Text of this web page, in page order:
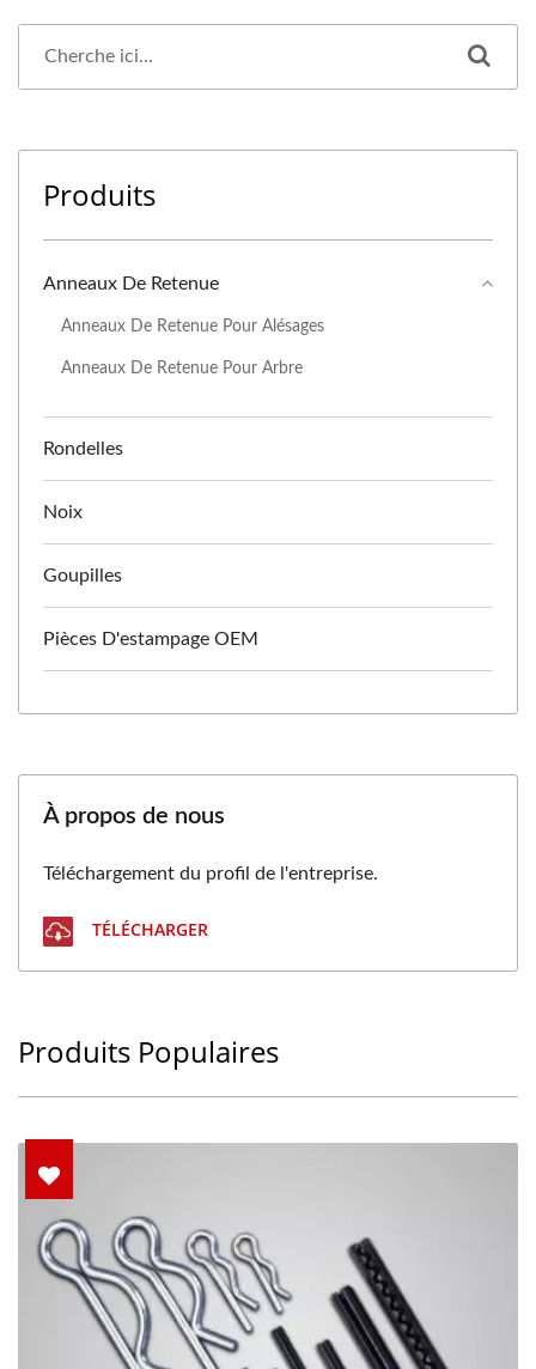
Produits
Anneaux De Retenue
Anneaux De Retenue Pour Alésages
Anneaux De Retenue Pour Arbre
Rondelles
Noix
Goupilles
Pièces D'estampage OEM
À propos de nous
Téléchargement du profil de l'entreprise.
TÉLÉCHARGER
Produits Populaires